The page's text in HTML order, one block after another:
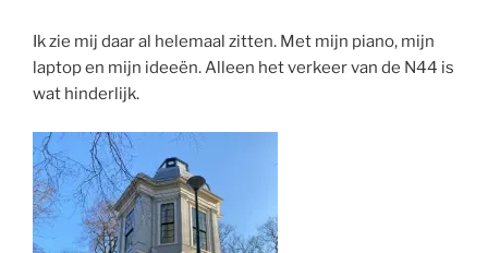
Ik zie mij daar al helemaal zitten. Met mijn piano, mijn
laptop en mijn ideeën. Alleen het verkeer van de N44 is
wat hinderlijk.